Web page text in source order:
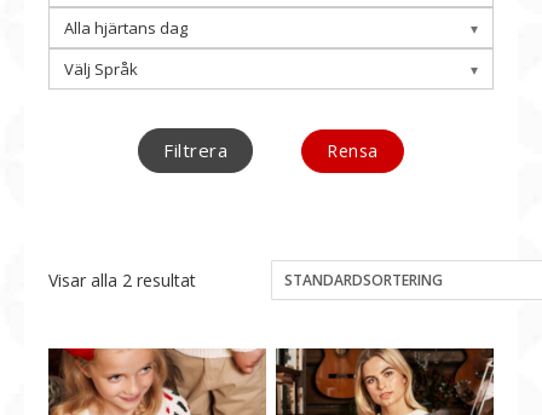
Alla hjärtans dag
Välj Språk
Filtrera Rensa
Visar alla 2 resultat